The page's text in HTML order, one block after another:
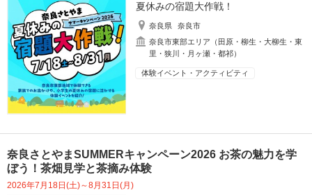
夏休みの宿題大作戦！
奈良県
奈良市
奈良市東部エリア（田原・柳生・大柳生・東
里・狭川・月ヶ瀬・都祁）
体験イベント・アクティビティ
奈良さとやまSUMMERキャンペーン2026 お茶の魅力を学
ぼう！茶畑見学と茶摘み体験
2026年7月18日(土)～8月31日(月)